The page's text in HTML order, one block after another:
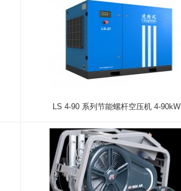
LS 4-90 系列节能螺杆空压机 4-90kW